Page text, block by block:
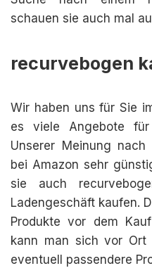
schauen sie auch mal
recurvebogen
Wir haben uns für Sie
es viele Angebote
Unserer Meinung
bei Amazon sehr
sie auch
Ladengeschäft kaufen.
Produkte vor dem
kann man sich vor Ort
eventuell passendere